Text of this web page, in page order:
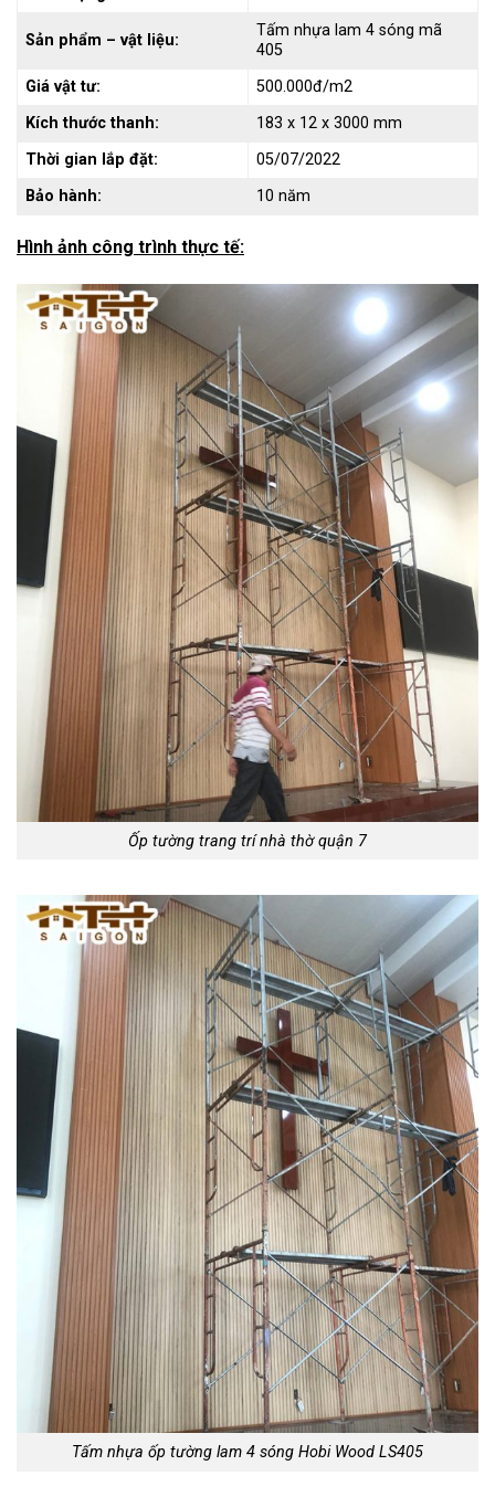
Sản phẩm – vật liệu:
Tấm nhựa lam 4 sóng mã
405
Giá vật tư:
500.000đ/m2
Kích thước thanh:
183 x 12 x 3000 mm
Thời gian lắp đặt:
05/07/2022
Bảo hành:
10 năm
Hình ảnh công trình thực tế:
Ốp tường trang trí nhà thờ quận 7
Tấm nhựa ốp tường lam 4 sóng Hobi Wood LS405